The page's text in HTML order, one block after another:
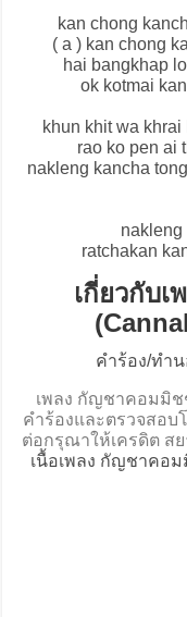
kan chong
( a ) kan chong
hai bangkhap
ok kotmai
khun khit wa
rao ko pen ai
nakleng kancha
nakleng
ratchakan
เกี่ยวกับ
คำร้อง/ทำน
เพลง กัญชาคอมมิช
คำร้องและตรวจสอบ
ต่อกรุณาให้เครดิต ส
เนื้อเพลง กัญชาคอม